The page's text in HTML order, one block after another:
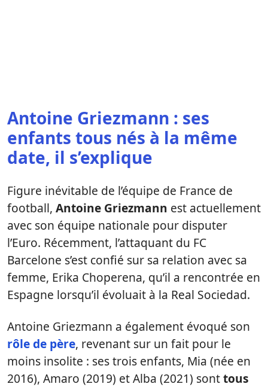
Antoine Griezmann : ses
enfants tous nés à la même
date, il s’explique
Figure inévitable de l’équipe de France de
football, Antoine Griezmann est actuellement
avec son équipe nationale pour disputer
l’Euro. Récemment, l’attaquant du FC
Barcelone s’est confié sur sa relation avec sa
femme, Erika Choperena, qu’il a rencontrée en
Espagne lorsqu’il évoluait à la Real Sociedad.
Antoine Griezmann a également évoqué son
rôle de père, revenant sur un fait pour le
moins insolite : ses trois enfants, Mia (née en
2016), Amaro (2019) et Alba (2021) sonttous